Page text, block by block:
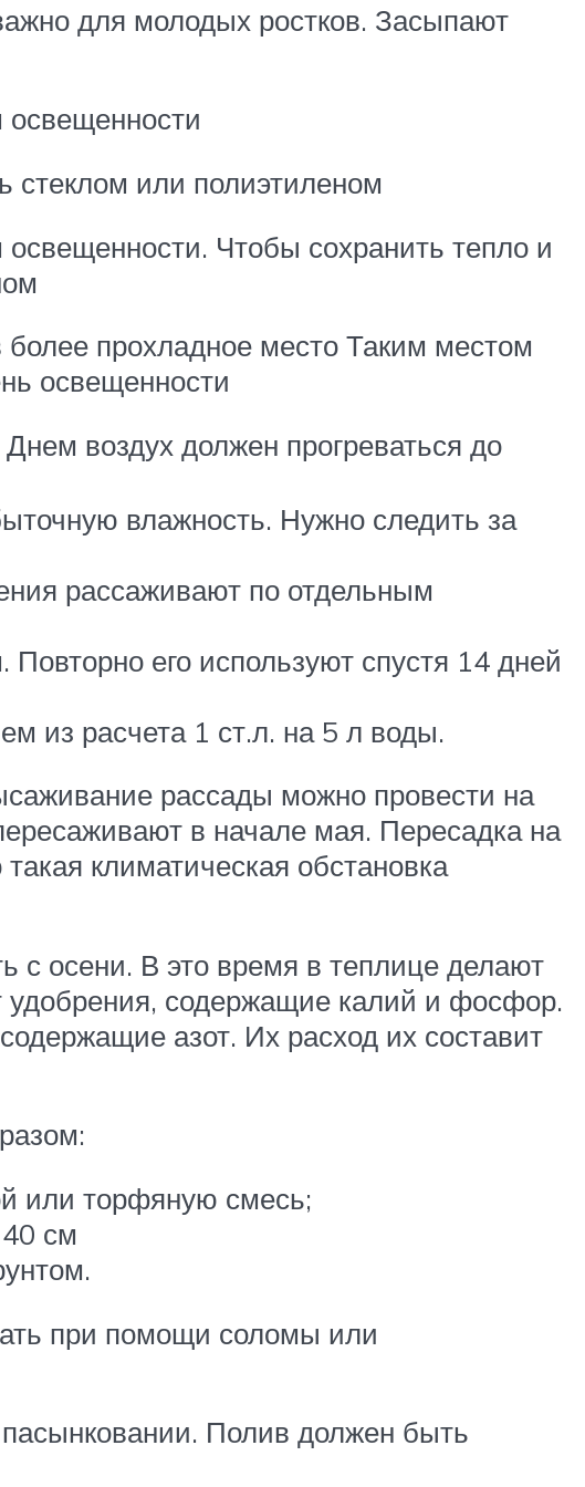
для молодых ростков. Засыпают
стеклом или полиэтиленом
Чтобы сохранить тепло и
более прохладное место Таким местом
освещенности
воздух должен прогреваться до
влажность. Нужно следить за
рассаживают по отдельным
его используют спустя 14 дней
из расчета 1 ст.л. на 5 л воды.
рассады можно провести на
в начале мая. Пересадка на
климатическая обстановка
с осени. В это время в теплице делают
удобрения, содержащие калий и фосфор.
азот. Их расход их составит
или торфяную смесь;
см
при помощи соломы или
Полив должен быть